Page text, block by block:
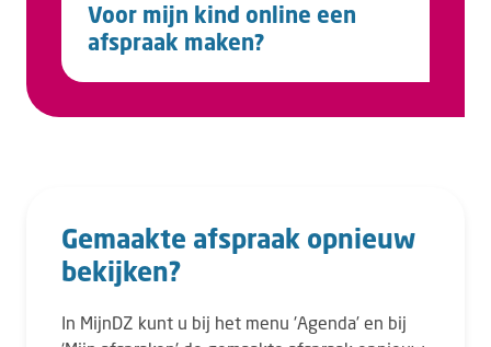
Voor mijn kind online een
afspraak maken?
Gemaakte afspraak opnieuw
bekijken?
In MijnDZ kunt u bij het menu 'Agenda’ en bij